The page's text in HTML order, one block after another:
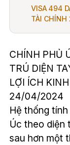
VISA 494
TÀI CHÍNH
CHÍNH PHỦ
TRÚ DIỆN
LỢI ÍCH
24/04/2024
Hệ thống
Úc theo diện
sau hơn một